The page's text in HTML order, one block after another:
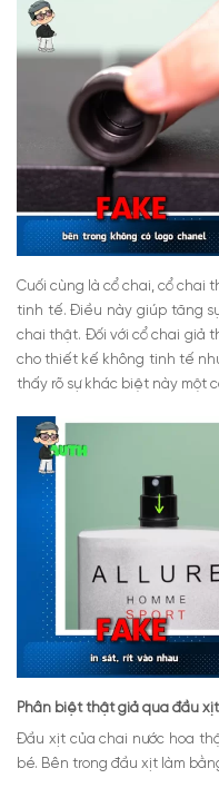
Cuối cùng là cổ chai, cổ chai
tinh tế. Điều này giúp tăng
chai thật. Đối với cổ chai giả
cho thiết kế không tinh tế
thấy rõ sự khác biệt này một
Phân biệt thật giả qua đầu xịt
Đầu xịt của chai nước hoa
bé. Bên trong đầu xịt làm